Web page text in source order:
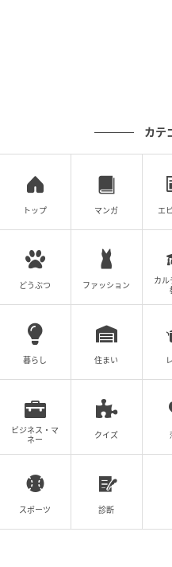
E・レシピ
ゴールデンウイークの定
肉」でした。みんなでワ
るごちそうが選ばれてい
差で「バーベキュー」で
外で楽しめる食事が人気
「手巻き寿司」といった
ニューもランクイン。準
すさも魅力で、ゴールデ
んとして定番になってい
■Q3: ゴールデンウイ
カテ
トップ マンガ エ
どうぶつ ファッション
カル
暮らし 住まい
ビジネス・マ
ネー
クイズ
スポーツ 診断